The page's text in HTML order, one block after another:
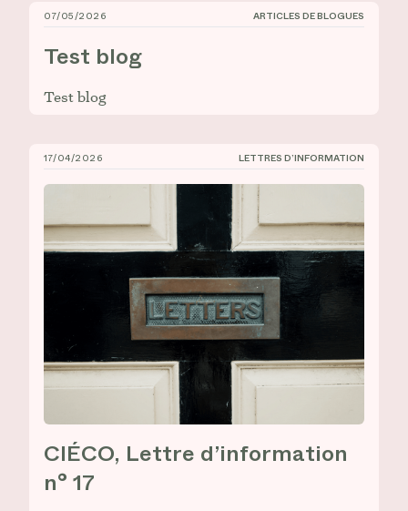
Test blog
07/05/2026 ARTICLES DE BLOGUES
Test blog
Test blog
CIÉCO, Lettre d’information n° 17
17/04/2026 LETTRES D’INFORMATION
CIÉCO, Lettre d’information
n° 17